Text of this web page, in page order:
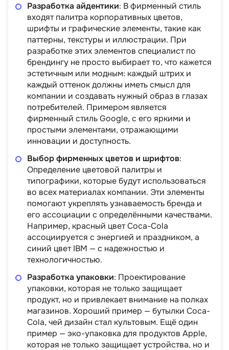
Разработка айдентики: В фирменный стиль
входят палитра корпоративных цветов,
шрифты и графические элементы, такие как
паттерны, текстуры и иллюстрации. При
разработке этих элементов специалист по
брендингу не просто выбирает то, что кажется
эстетичным или модным: каждый штрих и
каждый оттенок должны иметь смысл для
компании и создавать нужный образ в глазах
потребителей. Примером является
фирменный стиль Google, с его яркими и
простыми элементами, отражающими
инновации и доступность.
Выбор фирменных цветов и шрифтов:
Определение цветовой палитры и
типографики, которые будут использоваться
во всех материалах компании. Эти элементы
помогают укреплять узнаваемость бренда и
его ассоциации с определёнными качествами.
Например, красный цвет Coca-Cola
ассоциируется с энергией и праздником, а
синий цвет IBM — с надежностью и
технологичностью.
Разработка упаковки: Проектирование
упаковки, которая не только защищает
продукт, но и привлекает внимание на полках
магазинов. Хороший пример — бутылки Coca-
Cola, чей дизайн стал культовым. Ещё один
пример — эко-упаковка для продуктов Apple,
которая не только защищает устройства, но и